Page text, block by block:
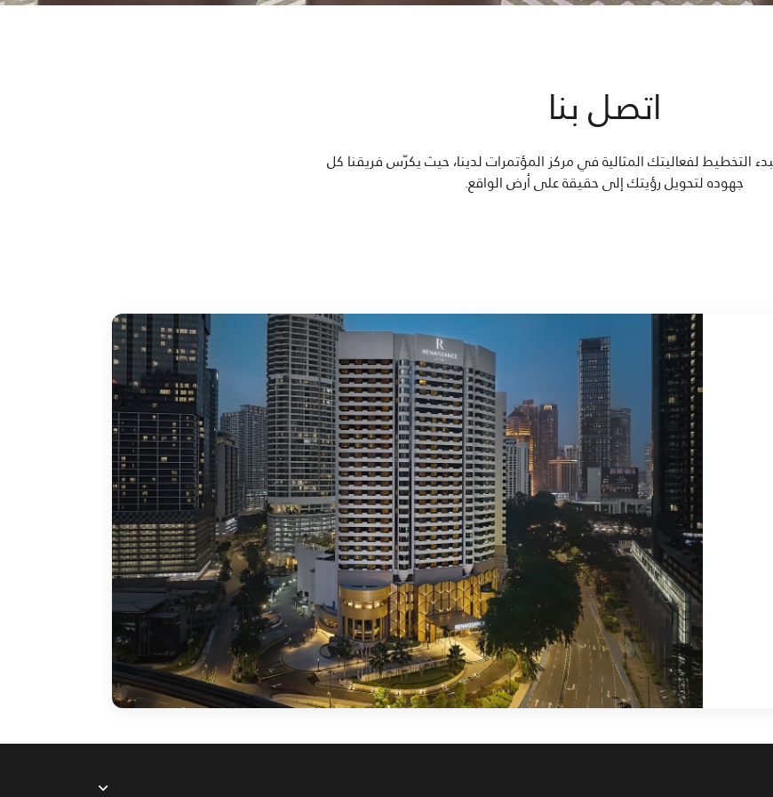
اتصل بنا
التخطيط لفعاليتك المثالية في مركز المؤتمرات لدينا، حيث يكرّس فريقنا كل
جهوده لتحويل رؤيتك إلى حقيقة على أرض الواقع.